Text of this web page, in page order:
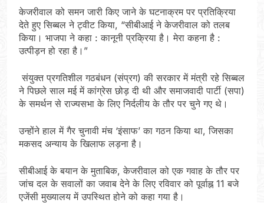
केजरीवाल को समन जारी किए जाने के घटनाक्रम पर प्रतिक्रिया
देते हुए सिब्बल ने ट्वीट किया, “सीबीआई ने केजरीवाल को तलब
किया। भाजपा ने कहा : कानूनी प्रक्रिया है। मेरा कहना है :
उत्पीड़न हो रहा है।”
संयुक्त प्रगतिशील गठबंधन (संप्रग) की सरकार में मंत्री रहे सिब्बल
ने पिछले साल मई में कांग्रेस छोड़ दी थी और समाजवादी पार्टी (सपा)
के समर्थन से राज्यसभा के लिए निर्दलीय के तौर पर चुने गए थे।
उन्होंने हाल में गैर चुनावी मंच ‘इंसाफ’ का गठन किया था, जिसका
मकसद अन्याय के खिलाफ लड़ना है।
सीबीआई के बयान के मुताबिक, केजरीवाल को एक गवाह के तौर पर
जांच दल के सवालों का जवाब देने के लिए रविवार को पूर्वाह्न 11 बजे
एजेंसी मुख्यालय में उपस्थित होने को कहा गया है।